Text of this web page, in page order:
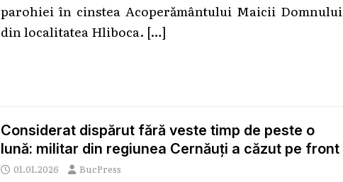
parohiei în cinstea Acoperământului Maicii Domnului
din localitatea Hliboca. […]
Considerat dispărut fără veste timp de peste o
lună: militar din regiunea Cernăuți a căzut pe front
01.01.2026 BucPress